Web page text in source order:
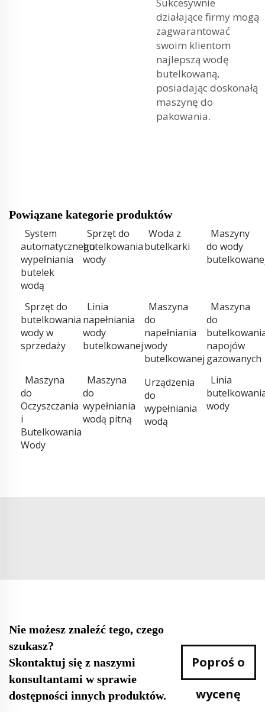
działające firmy mogą
zagwarantować
swoim klientom
najlepszą wodę
butelkowaną,
posiadając doskonałą
maszynę do
pakowania.
Powiązane kategorie produktów
System
automatycznego
wypełniania
butelek
wodą
Sprzęt do
butelkowania
wody
Woda z
butelkarki
Maszyny
do wody
Sprzęt do
butelkowania
wody w
sprzedaży
Linia
napełniania
wody
butelkowanej
Maszyna
do
napełniania
wody
butelkowanej
Maszyna
do
napojów
gazowanych
Maszyna
do
Oczyszczania
i
Butelkowania
Wody
Maszyna
do
wypełniania
wodą pitną
Urządzenia
do
wypełniania
wodą
Linia
wody
Nie możesz znaleźć tego, czego
szukasz?
Skontaktuj się z naszymi
konsultantami w sprawie
dostępności innych produktów.
Poproś o
wycenę